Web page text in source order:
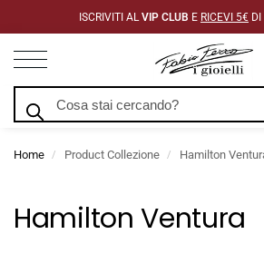
ISCRIVITI AL VIP CLUB E RICEVI 5€
Home / Product Collezione / Hamilton
Hamilton Ventura